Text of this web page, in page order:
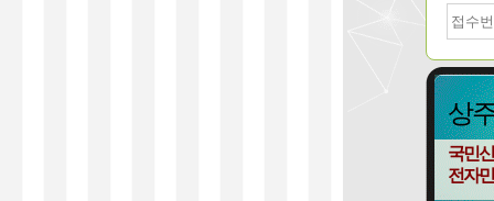
접
수
호
상
국민
전자